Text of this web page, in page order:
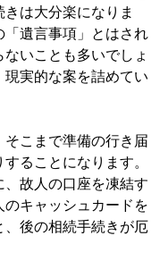
は大分楽になりま
遺言事項」とはされ
いことも多いでしょ
現実的な案を詰めてい
こまで準備の行き届
ることになります。
故人の口座を凍結す
キャッシュカードを
後の相続手続きが厄